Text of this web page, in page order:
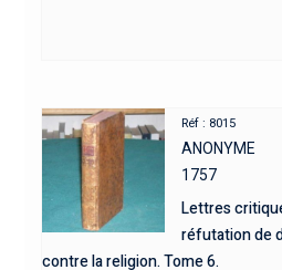
Réf : 8015
ANONYME
1757
Lettres
réfutation de
contre la religion. Tome 6.